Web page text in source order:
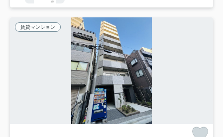
賃貸マンション